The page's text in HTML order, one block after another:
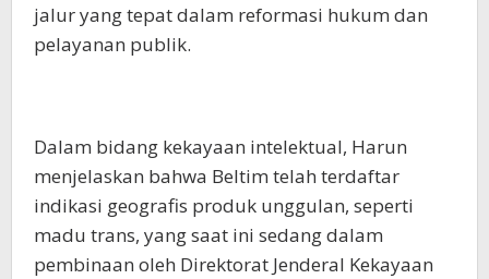
jalur yang tepat dalam reformasi hukum dan
pelayanan publik.
Dalam bidang kekayaan intelektual, Harun
menjelaskan bahwa Beltim telah terdaftar
indikasi geografis produk unggulan, seperti
madu trans, yang saat ini sedang dalam
pembinaan oleh Direktorat Jenderal Kekayaan